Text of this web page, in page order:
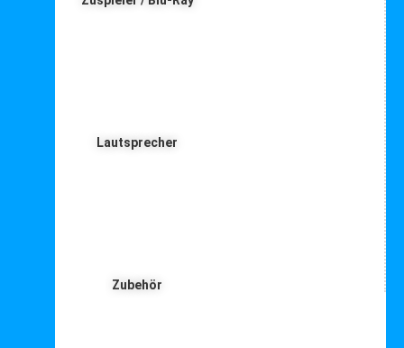
Lautsprecher
Zubehör